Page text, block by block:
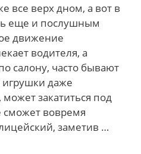
все верх дном, а вот в
еще и послушным
движение
водителя, а
салону, часто бывают
даже
закатиться под
сможет вовремя
заметив …